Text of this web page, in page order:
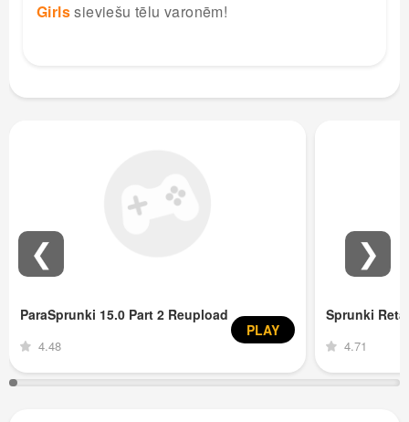
Girlssieviešu tēlu varonēm!
ParaSprunki 15.0 Part 2 Reupload
4.48
PLAY
Sprunki
4.71
❮ ❯